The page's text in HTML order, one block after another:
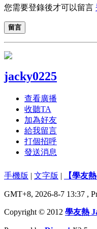
您需要登錄後才可以留言
留言
jacky0225
查看廣播
收聽TA
加為好友
給我留言
打個招呼
發送消息
手機版 | 文字版 | 【學友
GMT+8, 2026-8-7 13:37 ,
Copyright © 2012 學友熱